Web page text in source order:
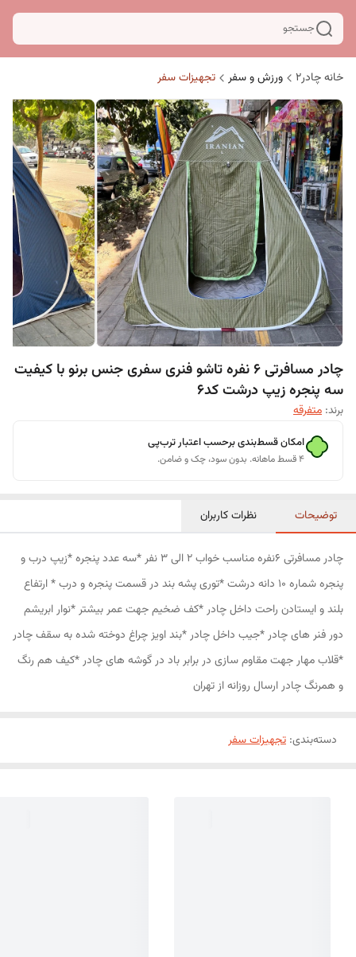
جستجو
خانه چادر۲ ورزش و سفر تجهیزات سفر
چادر مسافرتی 6 نفره تاشو فنری سفری جنس برنو با کیفیت
سه پنجره زیپ درشت کد6
برند: متفرقه
امکان قسط‌بندی برحسب اعتبار ترب‌پی
۴ قسط ماهانه. بدون سود، چک و ضامن.
توضیحات نظرات کاربران
چادر مسافرتی 6نفره مناسب خواب 2 الی 3 نفر *سه عدد پنجره *زیپ درب و
پنجره شماره 10 دانه درشت *توری پشه بند در قسمت پنجره و درب * ارتفاع
بلند و ایستادن راحت داخل چادر *کف ضخیم جهت عمر بیشتر *نوار ابریشم
دور فنر های چادر *جیب داخل چادر *بند اویز چراغ دوخته شده به سقف چادر
*قلاب مهار جهت مقاوم سازی در برابر باد در گوشه های چادر *کیف هم رنگ
و همرنگ چادر ارسال روزانه از تهران
دسته‌بندی: تجهیزات سفر